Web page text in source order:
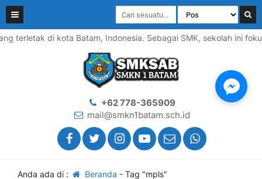
terletak di kota Batam, Indonesia. Sebagai SMK, sekolah ini
+62 778-365909
mail@smkn1batam.sch.id
Anda ada di : Beranda - Tag "mpls"